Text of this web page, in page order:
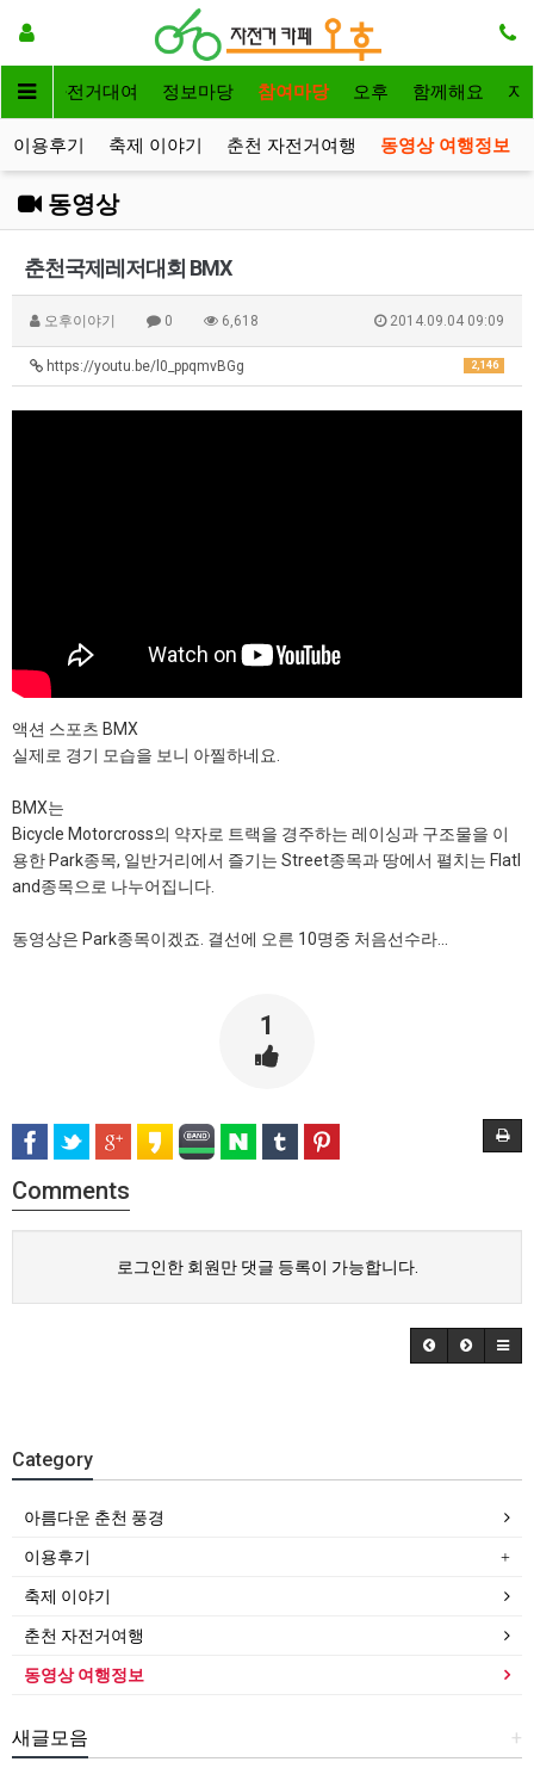
인 자전거대여 정보마당 참여마당 오후 함께해요 자
이용후기 축제 이야기 춘천 자전거여행 동영상 여행정보
동영상
춘천국제레저대회 BMX
오후이야기 0 6,618 2014.09.04 09:09
2,146
https://youtu.be/l0_ppqmvBGg
액션 스포츠 BMX
실제로 경기 모습을 보니 아찔하네요.
BMX는
Bicycle Motorcross의 약자로 트랙을 경주하는 레이싱과 구조물을 이
용한 Park종목, 일반거리에서 즐기는 Street종목과 땅에서 펼치는 Flatl
and종목으로 나누어집니다.
동영상은 Park종목이겠죠. 결선에 오른 10명중 처음선수라...
1
Comments
로그인한 회원만 댓글 등록이 가능합니다.
Category
아름다운 춘천 풍경
이용후기
축제 이야기
춘천 자전거여행
동영상 여행정보
+
새글모음